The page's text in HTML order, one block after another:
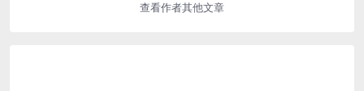
查看作者其他文章